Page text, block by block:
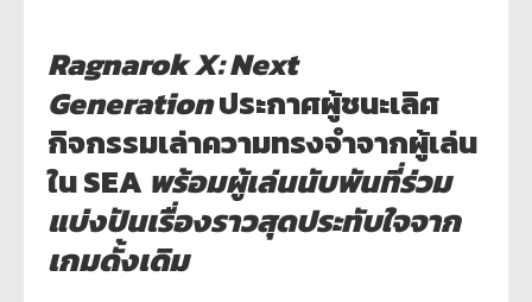
Ragnarok X: Next
Generationประกาศผู้ชนะเลิศ
กิจกรรมเล่าความทรงจำจากผู้เล่น
ใน SEA พร้อมผู้เล่นนับพันที่ร่วม
แบ่งปันเรื่องราวสุดประทับใจจาก
เกมดั้งเดิม